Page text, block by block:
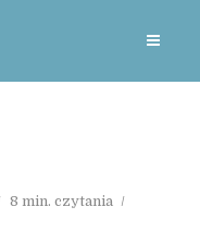
8 min. czytania